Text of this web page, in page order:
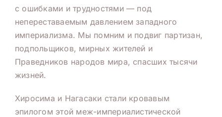
с ошибками и трудностями — под
непереставаемым давлением западного
империализма. Мы помним и подвиг партизан,
подпольщиков, мирных жителей и
Праведников народов мира, спасших тысячи
жизней.
Хиросима и Нагасаки стали кровавым
эпилогом этой меж-империалистической